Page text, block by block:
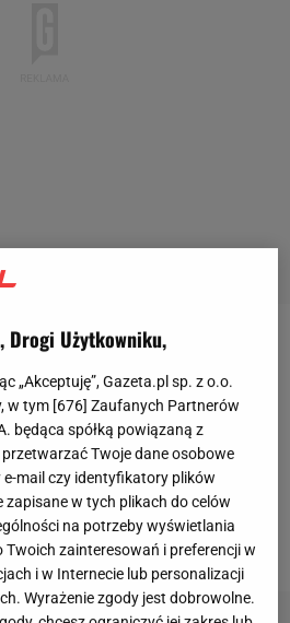
udanie rozpoczęła
W pierwszymmeczu
i pokonała rywali 3:2.
Zalewski, który zdobył
czasie gry.
na problemy zdrowotne
iAdam Buksa.
Drogi Użytkowniku,
„Akceptuję”, Gazeta.pl sp. z o.o.
w tym [676] Zaufanych Partnerów
będąca spółką powiązaną z
Twoje dane osobowe
e-mail czy identyfikatory plików
zapisane w tych plikach do celów
na potrzeby wyświetlania
zainteresowań i preferencji w
i w Internecie lub personalizacji
Wyrażenie zgody jest dobrowolne.